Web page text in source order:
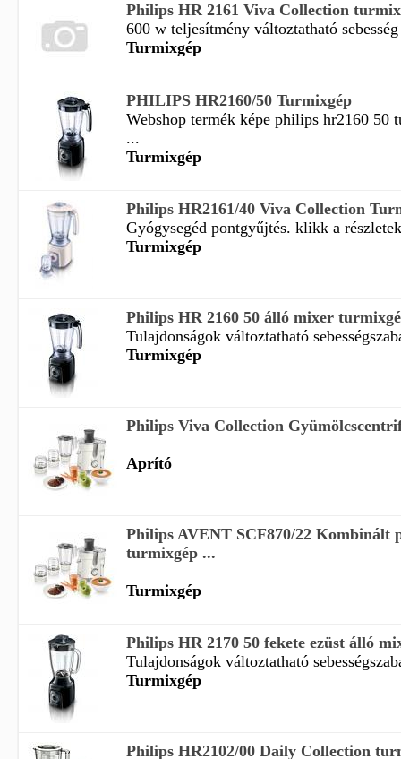
Philips HR 2161 Viva Collection
600 w teljesítmény változtatható
Turmixgép
PHILIPS HR2160/50 Turmixgép
Webshop termék képe philips hr2160 50
...
Turmixgép
Philips HR2161/40 Viva Collection
Gyógysegéd pontgyűjtés. klikk a
Turmixgép
Philips HR 2160 50 álló mixer
Tulajdonságok változtatható
Turmixgép
Philips Viva Collection
Aprító
Philips AVENT SCF870/22 Kombinált
turmixgép ...
Turmixgép
Philips HR 2170 50 fekete ezüst álló
Tulajdonságok változtatható
Turmixgép
Philips HR2102/00 Daily Collection